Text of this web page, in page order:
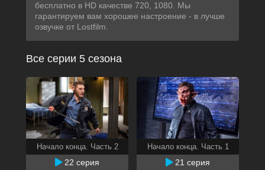
бесплатно в HD качестве 720, 1080. Мы
гарантируем вам хорошее настроение - в лучше
озвучке от Lostfilm.
Все серии 5 сезона
Начало конца. Часть 2
22 серия
Начало конца. Часть 1
21 серия